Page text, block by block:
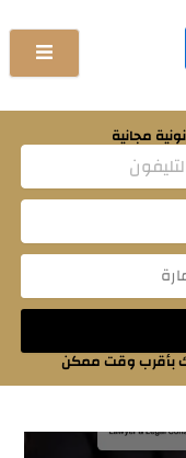
مجانية
بأقرب وقت ممكن